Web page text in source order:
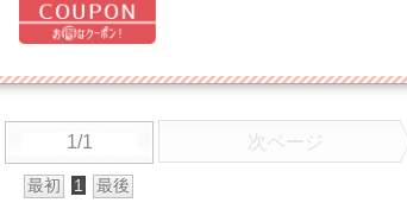
1/1 次ページ
最初 1 最後